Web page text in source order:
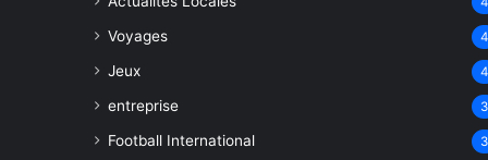
Voyages 4
Jeux 4
entreprise 3
Football International 3